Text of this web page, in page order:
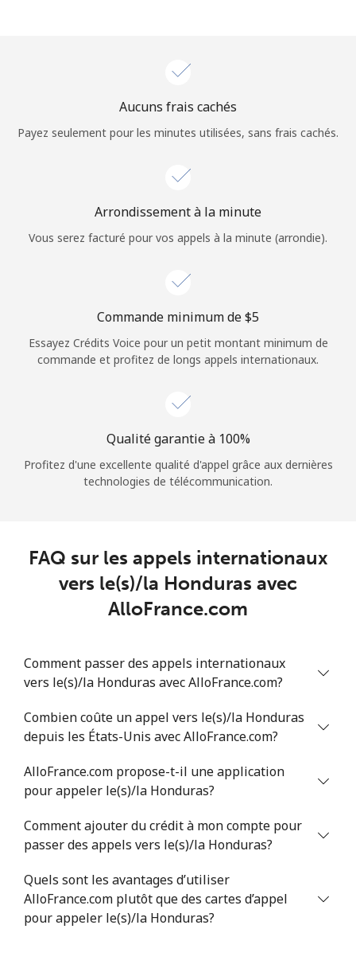
Rappel du mot de passe →
Continue avec
Aucuns frais cachés
Payez seulement pour les minutes utilisées, sans frais cachés.
Arrondissement à la minute
Vous serez facturé pour vos appels à la minute (arrondie).
Commande minimum de ⁦$5⁩
Essayez Crédits Voice pour un petit montant minimum de
commande et profitez de longs appels internationaux.
Qualité garantie à 100%
Profitez d'une excellente qualité d'appel grâce aux dernières
technologies de télécommunication.
FAQ sur les appels internationaux
vers le(s)/la Honduras avec
AlloFrance.com
Comment passer des appels internationaux
vers le(s)/la Honduras avec AlloFrance.com?
Combien coûte un appel vers le(s)/la Honduras
depuis les États-Unis avec AlloFrance.com?
AlloFrance.com propose-t-il une application
pour appeler le(s)/la Honduras?
Comment ajouter du crédit à mon compte pour
passer des appels vers le(s)/la Honduras?
Quels sont les avantages d’utiliser
AlloFrance.com plutôt que des cartes d’appel
pour appeler le(s)/la Honduras?